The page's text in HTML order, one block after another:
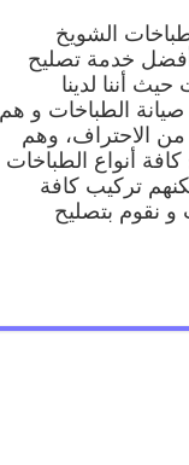
الشويخ
أفضل خدمة تصليح
أننا لدينا
الطباخات و هم
الاحتراف، وهم
أنواع الطباخات
تركيب كافة
و نقوم بتصليح